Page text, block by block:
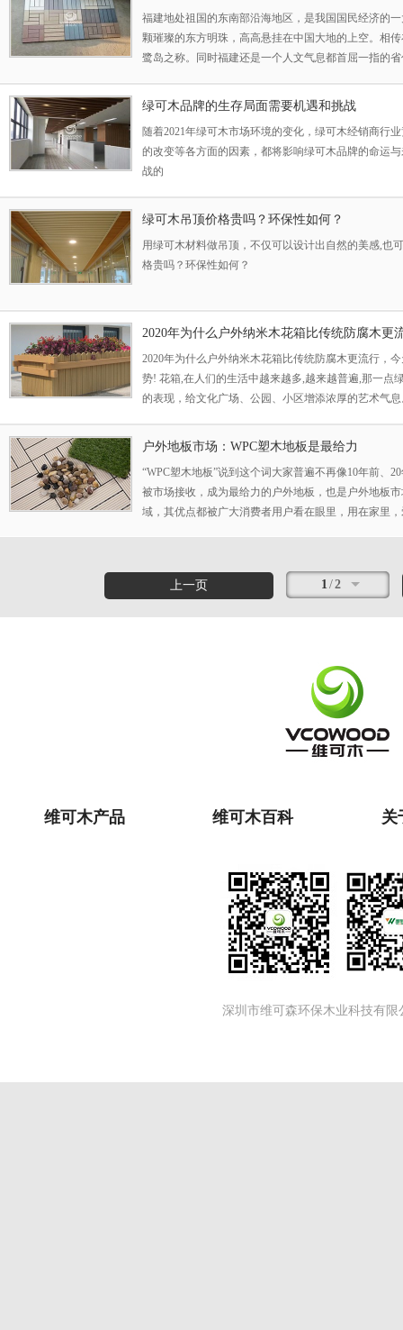
福建地处祖国的东南部沿海地区，是我国国民经济的
颗璀璨的东方明珠，高高悬挂在中国大地的上空。相
鹭岛之称。同时福建还是一个人文气息都首屈一指的
说看一个城市的文明指数从它的绿化看起，厦门成了
绿可木品牌的生存局面需要机遇和挑战
随着2021年绿可木市场环境的变化，绿可木经销商行
的改变等各方面的因素，都将影响绿可木品牌的命运
战的
绿可木吊顶价格贵吗？环保性如何？
用绿可木材料做吊顶，不仅可以设计出自然的美感,也
格贵吗？环保性如何？
2020年为什么户外纳米木花箱比传统防腐木更
2020年为什么户外纳米木花箱比传统防腐木更流行，
势! 花箱,在人们的生活中越来越多,越来越普遍,那一点
的表现，给文化广场、公园、小区增添浓厚的艺术气
可刨、可粘、表面光滑细腻，无需砂光和油漆、其油
户外地板市场：WPC塑木地板是最给力
“WPC塑木地板”说到这个词大家普遍不再像10年前、
被市场接收，成为最给力的户外地板，也是户外地板
域，其优点都被广大消费者用户看在眼里，用在家里
板不仅
上一页 1/2
维可木产品 维可木百科 关
深圳市维可森环保木业科技有限